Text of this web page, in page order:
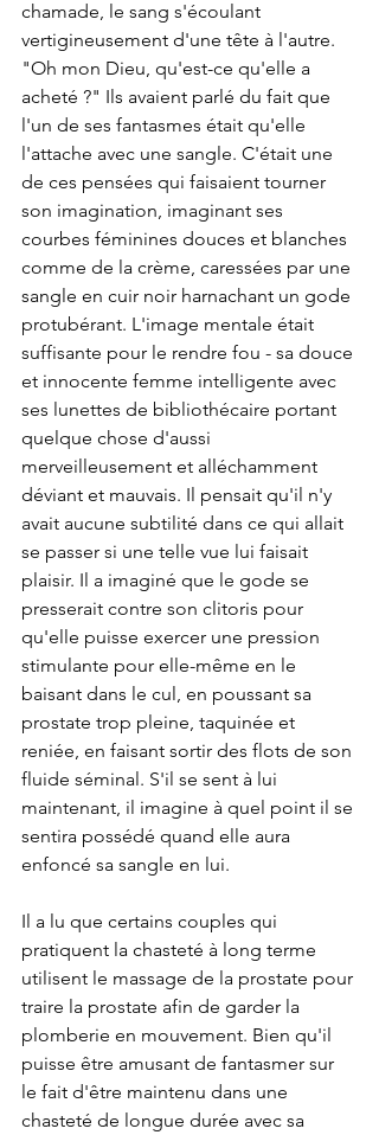
chamade, le sang s'écoulant
vertigineusement d'une tête à l'autre.
"Oh mon Dieu, qu'est-ce qu'elle a
acheté ?" Ils avaient parlé du fait que
l'un de ses fantasmes était qu'elle
l'attache avec une sangle. C'était une
de ces pensées qui faisaient tourner
son imagination, imaginant ses
courbes féminines douces et blanches
comme de la crème, caressées par une
sangle en cuir noir harnachant un gode
protubérant. L'image mentale était
suffisante pour le rendre fou - sa douce
et innocente femme intelligente avec
ses lunettes de bibliothécaire portant
quelque chose d'aussi
merveilleusement et alléchamment
déviant et mauvais. Il pensait qu'il n'y
avait aucune subtilité dans ce qui allait
se passer si une telle vue lui faisait
plaisir. Il a imaginé que le gode se
presserait contre son clitoris pour
qu'elle puisse exercer une pression
stimulante pour elle-même en le
baisant dans le cul, en poussant sa
prostate trop pleine, taquinée et
reniée, en faisant sortir des flots de son
fluide séminal. S'il se sent à lui
maintenant, il imagine à quel point il se
sentira possédé quand elle aura
enfoncé sa sangle en lui.
Il a lu que certains couples qui
pratiquent la chasteté à long terme
utilisent le massage de la prostate pour
traire la prostate afin de garder la
plomberie en mouvement. Bien qu'il
puisse être amusant de fantasmer sur
le fait d'être maintenu dans une
chasteté de longue durée avec sa